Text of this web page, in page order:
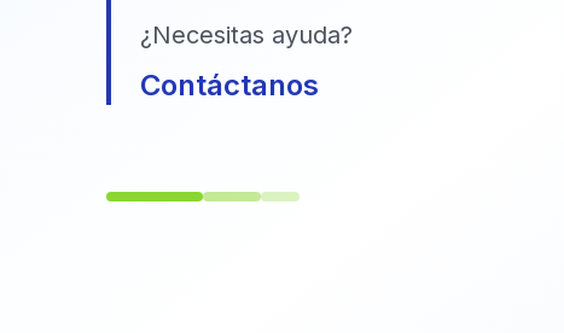
¿Necesitas ayuda?
Contáctanos